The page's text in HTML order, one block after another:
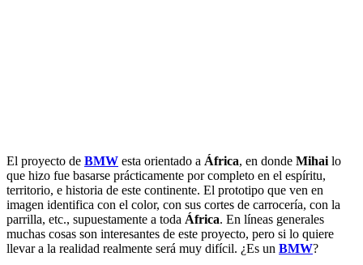
El proyecto de BMW esta orientado a África, en donde Mihai lo
que hizo fue basarse prácticamente por completo en el espíritu,
territorio, e historia de este continente. El prototipo que ven en
imagen identifica con el color, con sus cortes de carrocería, con la
parrilla, etc., supuestamente a toda África. En líneas generales
muchas cosas son interesantes de este proyecto, pero si lo quiere
llevar a la realidad realmente será muy difícil. ¿Es un BMW?